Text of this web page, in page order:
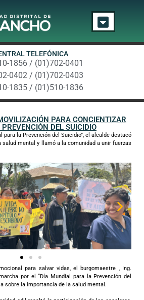
TELEFÓNICA
1856 / (01)702-0401
0402 / (01)702-0403
1835 / (01)510-1836
PARA CONCIENTIZAR
DEL SUICIDIO
para la Prevención del Suicidio”, el alcalde destacó
salud mental y llamó a la comunidad a unir fuerzas
para salvar vidas, el burgomaestre , Ing.
por el “Día Mundial para la Prevención del
sobre la importancia de la salud mental.